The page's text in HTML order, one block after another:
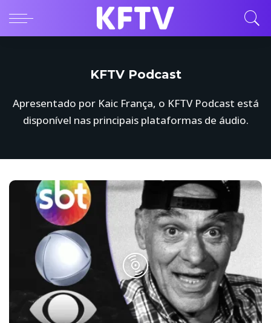
KFTV Podcast
Apresentado por Kaic França, o KFTV Podcast está
disponível nas principais plataformas de áudio.